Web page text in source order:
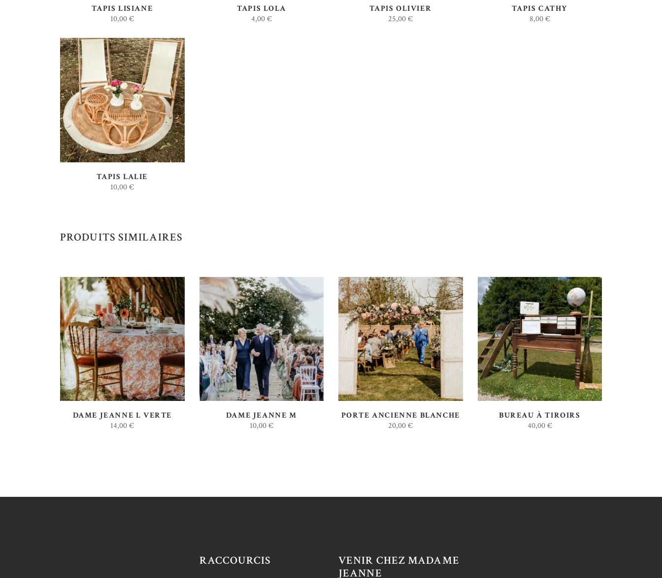
TAPIS LISIANE
10,00€
TAPIS LOLA
4,00€
TAPIS OLIVIER
25,00€
TAPIS CATHY
8,00€
AJOUTER AU DEVIS
TAPIS LALIE
10,00€
PRODUITS SIMILAIRES
AJOUTER AU DEVIS
DAME JEANNE L VERTE
14,00€
AJOUTER AU DEVIS
DAME JEANNE M
10,00€
AJOUTER AU DEVIS
PORTE ANCIENNE BLANCHE
20,00€
AJOUTER AU DEVIS
BUREAU À TIROIRS
40,00€
RACCOURCIS
VENIR CHEZ MADAME
JEANNE